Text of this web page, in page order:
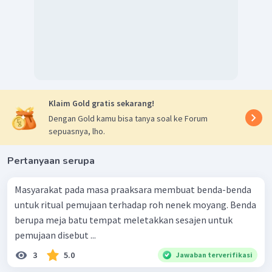
Megalitikum yang berbentuk anak tangga, berfungsi
sebagai pemujaan arwah nenek moyang dan dianggap
suci, dinamakan punden berundak.
Arca batu. Arca batu adalah pahatan berbentuk
dari nenek moyang.
Dengan demikian, jawaban yang tepat adalah B
Klaim Gold gratis sekarang!
Dengan Gold kamu bisa tanya soal ke Forum
sepuasnya, lho.
Pertanyaan serupa
Masyarakat pada masa praaksara membuat benda-benda
untuk ritual pemujaan terhadap roh nenek moyang. Benda
berupa meja batu tempat meletakkan sesajen untuk
pemujaan disebut ...
3 5.0 Jawaban terverifikasi